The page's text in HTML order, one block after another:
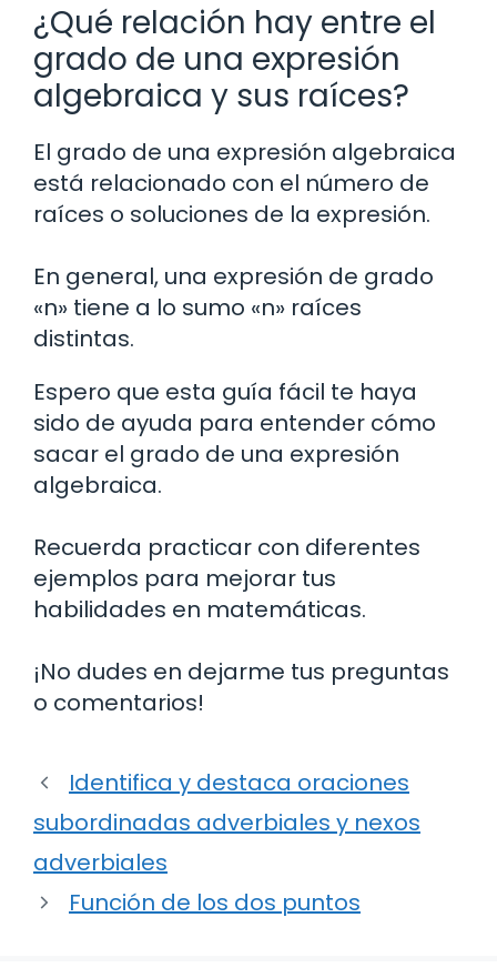
¿Qué relación hay entre el
grado de una expresión
algebraica y sus raíces?
El grado de una expresión algebraica
está relacionado con el número de
raíces o soluciones de la expresión.
En general, una expresión de grado
«n» tiene a lo sumo «n» raíces
distintas.
Espero que esta guía fácil te haya
sido de ayuda para entender cómo
sacar el grado de una expresión
algebraica.
Recuerda practicar con diferentes
ejemplos para mejorar tus
habilidades en matemáticas.
¡No dudes en dejarme tus preguntas
o comentarios!
Identifica y destaca oraciones
subordinadas adverbiales y nexos
adverbiales
Función de los dos puntos